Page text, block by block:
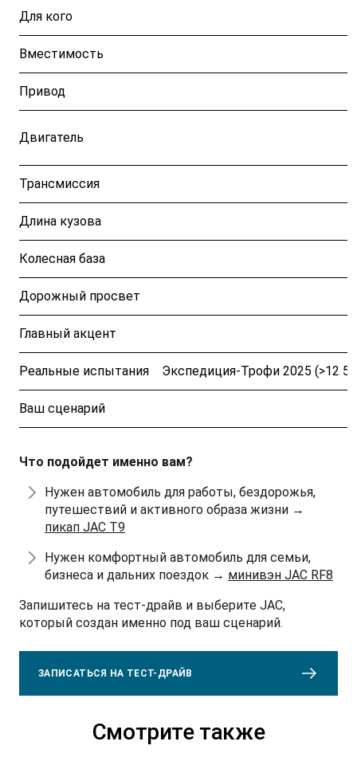
Для кого
Вместимость
Привод
Двигатель
Трансмиссия
Длина кузова
Колесная база
Дорожный просвет
Главный акцент
Реальные испытания Экспедиция-Трофи 2025 (>12
Ваш сценарий
Что подойдет именно вам?
Нужен автомобиль для работы, бездорожья,
путешествий и активного образа жизни →
пикап JAC T9
Нужен комфортный автомобиль для семьи,
бизнеса и дальних поездок → минивэн JAC RF8
Запишитесь на тест-драйв и выберите JAC,
который создан именно под ваш сценарий.
ЗАПИСАТЬСЯ НА ТЕСТ-ДРАЙВ
Смотрите также